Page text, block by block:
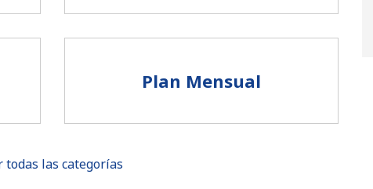
Plan Mensual
todas las categorías